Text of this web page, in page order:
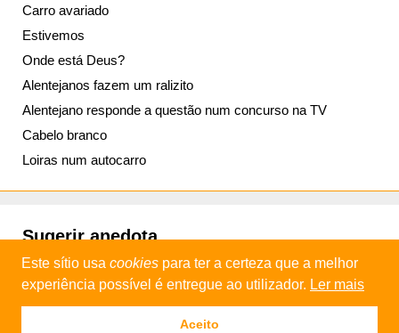
Carro avariado
Estivemos
Onde está Deus?
Alentejanos fazem um ralizito
Alentejano responde a questão num concurso na TV
Cabelo branco
Loiras num autocarro
Sugerir anedota
© 2013 - 2026Daniel Industries
Política de privacidade
Este sítio usa cookies para ter a certeza que a melhor
experiência possível é entregue ao utilizador. Ler mais
Aceito